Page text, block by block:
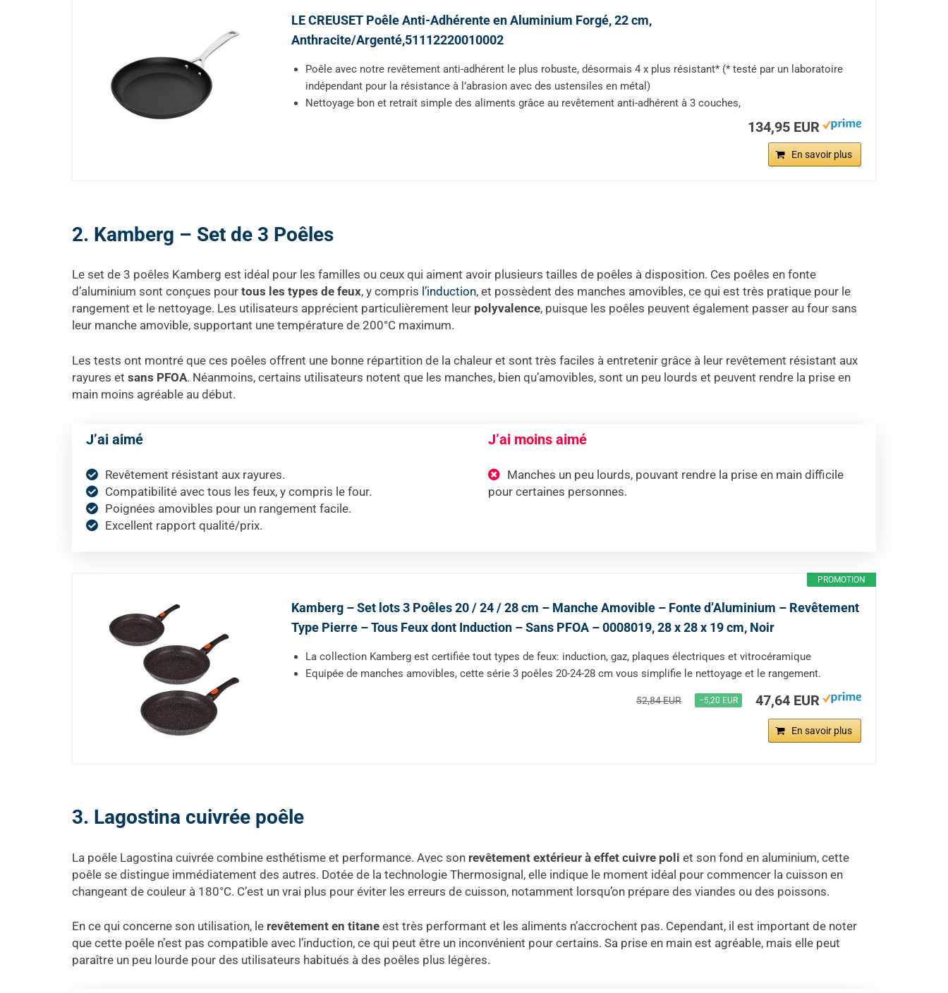
LE CREUSET Poêle Anti-Adhérente en Aluminium Forgé, 22 cm,
Anthracite/Argenté,51112220010002
Poêle avec notre revêtement anti-adhérent le plus robuste, désormais 4 x plus résistant* (* testé par un laboratoire
indépendant pour la résistance à l’abrasion avec des ustensiles en métal)
Nettoyage bon et retrait simple des aliments grâce au revêtement anti-adhérent à 3 couches,
134,95 EUR
En savoir plus
2. Kamberg – Set de 3 Poêles
Le set de 3 poêles Kamberg est idéal pour les familles ou ceux qui aiment avoir plusieurs tailles de poêles à disposition. Ces poêles en fonte
d’aluminium sont conçues pour tous les types de feux, y compris l’induction, et possèdent des manches amovibles, ce qui est très pratique pour le
rangement et le nettoyage. Les utilisateurs apprécient particulièrement leur polyvalence, puisque les poêles peuvent également passer au four sans
leur manche amovible, supportant une température de 200°C maximum.
Les tests ont montré que ces poêles offrent une bonne répartition de la chaleur et sont très faciles à entretenir grâce à leur revêtement résistant aux
rayures et sans PFOA. Néanmoins, certains utilisateurs notent que les manches, bien qu’amovibles, sont un peu lourds et peuvent rendre la prise en
main moins agréable au début.
J’ai aimé
Revêtement résistant aux rayures.
Compatibilité avec tous les feux, y compris le four.
Poignées amovibles pour un rangement facile.
Excellent rapport qualité/prix.
J’ai moins aimé
Manches un peu lourds, pouvant rendre la prise en main difficile
pour certaines personnes.
PROMOTION
Kamberg – Set lots 3 Poêles 20 / 24 / 28 cm – Manche Amovible – Fonte d’Aluminium – Revêtement
Type Pierre – Tous Feux dont Induction – Sans PFOA – 0008019, 28 x 28 x 19 cm, Noir
La collection Kamberg est certifiée tout types de feux: induction, gaz, plaques électriques et vitrocéramique
Equipée de manches amovibles, cette série 3 poêles 20-24-28 cm vous simplifie le nettoyage et le rangement.
52,84 EUR −5,20 EUR 47,64 EUR
En savoir plus
3. Lagostina cuivrée poêle
La poêle Lagostina cuivrée combine esthétisme et performance. Avec son revêtement extérieur à effet cuivre poli et son fond en aluminium, cette
poêle se distingue immédiatement des autres. Dotée de la technologie Thermosignal, elle indique le moment idéal pour commencer la cuisson en
changeant de couleur à 180°C. C’est un vrai plus pour éviter les erreurs de cuisson, notamment lorsqu’on prépare des viandes ou des poissons.
En ce qui concerne son utilisation, le revêtement en titane est très performant et les aliments n’accrochent pas. Cependant, il est important de noter
que cette poêle n’est pas compatible avec l’induction, ce qui peut être un inconvénient pour certains. Sa prise en main est agréable, mais elle peut
paraître un peu lourde pour des utilisateurs habitués à des poêles plus légères.